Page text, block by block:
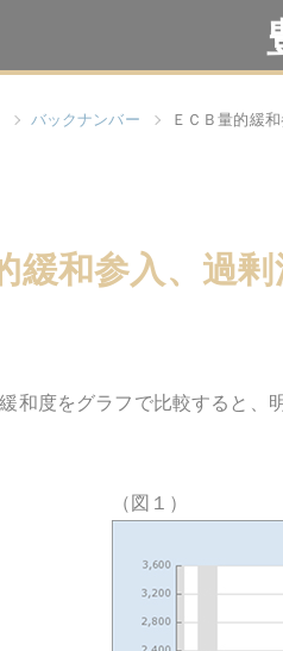
バックナンバー ＥＣＢ量的緩
緩和参入、過
和度をグラフで比較すると、
（図１）